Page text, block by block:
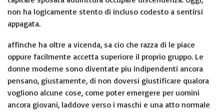
non ha logicamente stento di incluso codesto a sentirsi
appagata.
affinche ha oltre a vicenda, sa cio che razza di le piace
oppure facilmente accetta superiore il proprio gruppo. Le
donne moderne sono diventate piu indipendenti ancora
pensano, giustamente, di non doversi giustificare qualora
vogliono alcune cose, come poter emergere per uomini
ancora giovani, laddove verso i maschi e una atto normale